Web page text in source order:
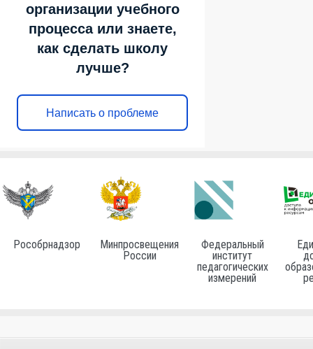
организации учебного
процесса или знаете,
как сделать школу
лучше?
Написать о проблеме
Рособрнадзор
Минпросвещения
России
Федеральный
институт
педагогических
измерений